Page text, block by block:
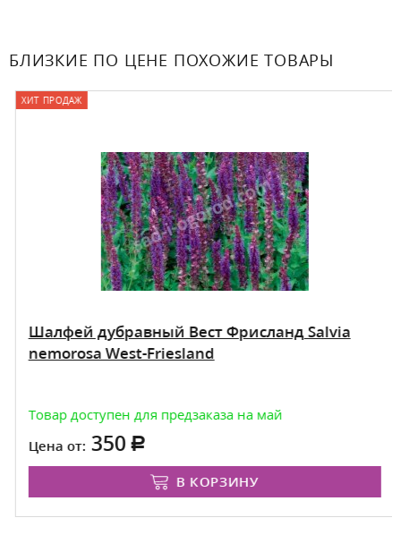
БЛИЗКИЕ ПО ЦЕНЕ ПОХОЖИЕ ТОВАРЫ
ХИТ ПРОДАЖ
Шалфей дубравный Вест Фрисланд Salvia
nemorosa West-Friesland
Товар доступен для предзаказа на май
Цена от:
350
В КОРЗИНУ